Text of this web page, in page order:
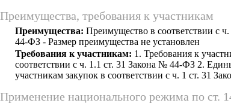
Преимущества, требования к участникам
Преимущества: Преимущество в соответствии с
44-ФЗ - Размер преимущества не установлен
Требования к участникам: 1. Требования к
соответствии с ч. 1.1 ст. 31 Закона № 44-ФЗ 2.
участникам закупок в соответствии с ч. 1 ст. 31
Применение национального режима по ст.